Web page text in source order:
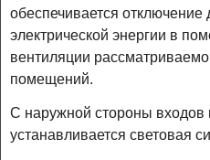
обеспечивается отключение
электрической энергии в
вентиляции
помещений.
С наружной стороны
устанавливается световая